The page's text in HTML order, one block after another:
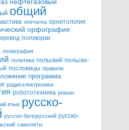
нефтегазовый
общий
опечатка орнитология
орфография
поговорки
полиграфия
политика польский польско-
пословицы правила
программа
радиоэлектроника
робототехника роман
язык русско-
русско-белорусский русско-
самолеты